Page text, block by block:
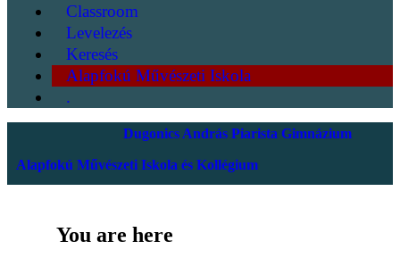
Classroom
Levelezés
Keresés
Alapfokú Művészeti Iskola
.
Dugonics András Piarista Gimnázium
Alapfokú Művészeti Iskola és Kollégium
You are here